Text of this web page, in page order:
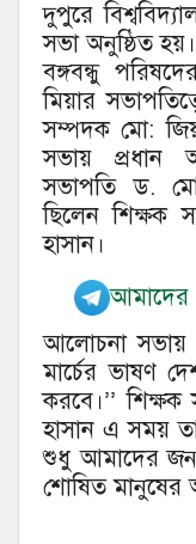
দুপুরে
সভা অনুষ্ঠিত হয়।
বঙ্গবন্ধু
মিয়ার
সম্পদক মো:
সভায় প্রধান
সভাপতি ড.
ছিলেন শিক্ষক
হাসান।
আমাদের
আলোচনা সভায়
মার্চের ভাষণ
করবে।’’
হাসান এ সময়
শুধু আমাদের
শোষিত মানুষের